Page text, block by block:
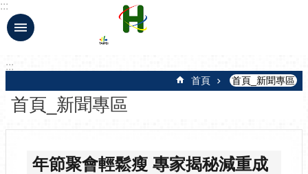
跳到主要內容區塊
:::
:::
首頁 首頁_新聞專區
首頁_新聞專區
年節聚會輕鬆瘦 專家揭秘減重成